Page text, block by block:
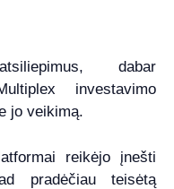
dabar
investavimo
jo veikimą.
reikėjo įnešti
pradėčiau teisėtą